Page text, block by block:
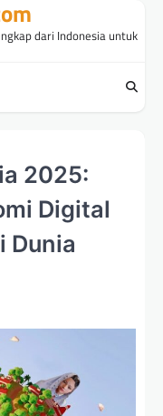
dari Indonesia untuk
2025:
Digital
Dunia